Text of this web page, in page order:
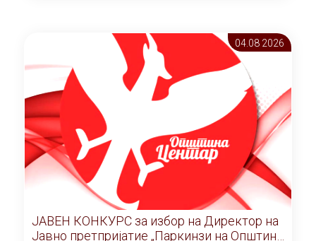
Скопје” број 9/2026), за времетраење од 3
(три) години од денот на потпишувањето на
Договорот за закуп со најповолниот
понудувач.
04.08 2026
ЈАВЕН КОНКУРС за избор на Директор на
Јавно претпријатие „Паркинзи на Општина